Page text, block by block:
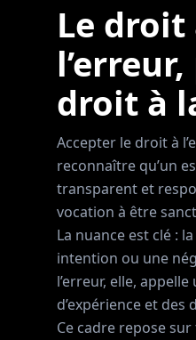
Le droit
droit à
Accepter le droit à
reconnaître qu’un
transparent et
vocation à être
La nuance est clé :
intention ou une
l’erreur, elle,
d’expérience et des
Ce cadre repose